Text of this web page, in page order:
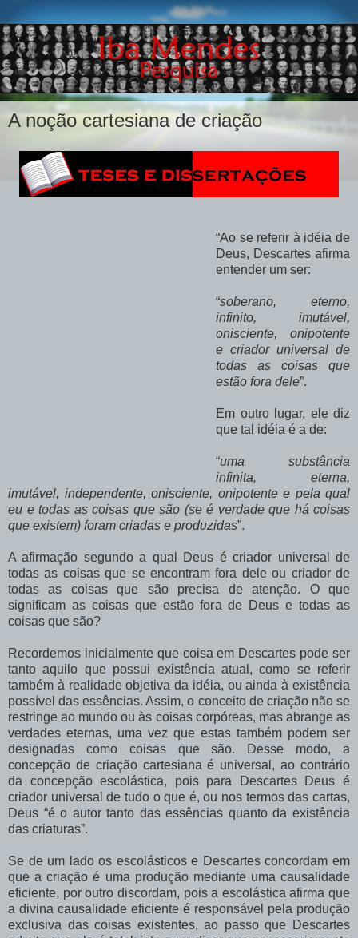
A noção cartesiana de criação
“Ao se referir à idéia de
Deus, Descartes afirma
entender um ser:
“soberano, eterno,
infinito, imutável,
onisciente, onipotente
e criador universal de
todas as coisas que
estão fora dele”.
Em outro lugar, ele diz
que tal idéia é a de:
“uma substância
infinita, eterna,
imutável, independente, onisciente, onipotente e pela qual
eu e todas as coisas que são (se é verdade que há coisas
que existem) foram criadas e produzidas”.
A afirmação segundo a qual Deus é criador universal de
todas as coisas que se encontram fora dele ou criador de
todas as coisas que são precisa de atenção. O que
significam as coisas que estão fora de Deus e todas as
coisas que são?
Recordemos inicialmente que coisa em Descartes pode ser
tanto aquilo que possui existência atual, como se referir
também à realidade objetiva da idéia, ou ainda à existência
possível das essências. Assim, o conceito de criação não se
restringe ao mundo ou às coisas corpóreas, mas abrange as
verdades eternas, uma vez que estas também podem ser
designadas como coisas que são. Desse modo, a
concepção de criação cartesiana é universal, ao contrário
da concepção escolástica, pois para Descartes Deus é
criador universal de tudo o que é, ou nos termos das cartas,
Deus “é o autor tanto das essências quanto da existência
das criaturas”.
Se de um lado os escolásticos e Descartes concordam em
que a criação é uma produção mediante uma causalidade
eficiente, por outro discordam, pois a escolástica afirma que
a divina causalidade eficiente é responsável pela produção
exclusiva das coisas existentes, ao passo que Descartes